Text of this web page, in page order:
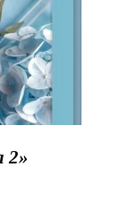
2»